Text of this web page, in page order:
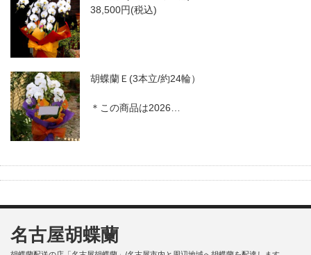
38,500円(税込)
胡蝶蘭Ｅ(3本立/約24輪）
＊この商品は2026…
名古屋胡蝶蘭